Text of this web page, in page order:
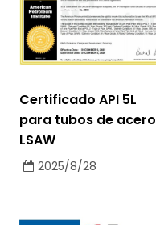
Certificado API 5L
para tubos de acero
LSAW
2025/8/28